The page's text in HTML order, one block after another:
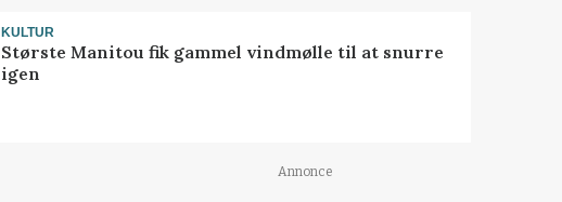
KULTUR
Største Manitou fik gammel vindmølle til at snurre
igen
Annonce